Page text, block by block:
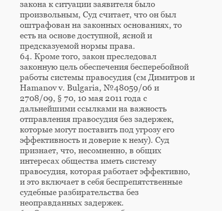
закона к ситуации заявителя было
произвольным, Суд считает, что он был
оштрафован на законных основаниях, то
есть на основе доступной, ясной и
предсказуемой нормы права.
64. Кроме того, закон преследовал
законную цель обеспечения бесперебойной
работы системы правосудия (см Димитров и
Hamanov v. Bulgaria, №48059/06 и
2708/09, § 70, 10 мая 2011 года с
дальнейшими ссылками на важность
отправления правосудия без задержек,
которые могут поставить под угрозу его
эффективность и доверие к нему). Суд
признает, что, несомненно, в общих
интересах общества иметь систему
правосудия, которая работает эффективно,
и это включает в себя беспрепятственные
судебные разбирательства без
неоправданных задержек.